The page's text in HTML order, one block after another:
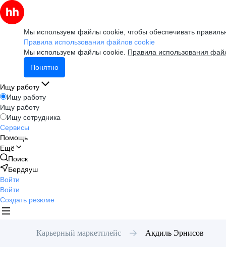
Мы используем файлы cookie, чтобы обеспечивать
Правила использования файлов cookie
Мы используем файлы cookie. Правила использования
Понятно
Ищу работу
Ищу работу
Ищу работу
Ищу сотрудника
Сервисы
Помощь
Ещё
Поиск
Бердяуш
Войти
Войти
Создать резюме
Карьерный маркетплейс Акдиль Эрнисов